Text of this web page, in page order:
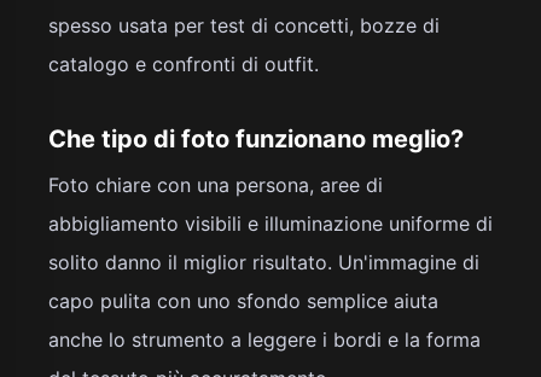
spesso usata per test di concetti, bozze di
catalogo e confronti di outfit.
Che tipo di foto funzionano meglio?
Foto chiare con una persona, aree di
abbigliamento visibili e illuminazione uniforme di
solito danno il miglior risultato. Un'immagine di
capo pulita con uno sfondo semplice aiuta
anche lo strumento a leggere i bordi e la forma